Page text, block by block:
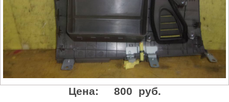
Цена: 800 руб.